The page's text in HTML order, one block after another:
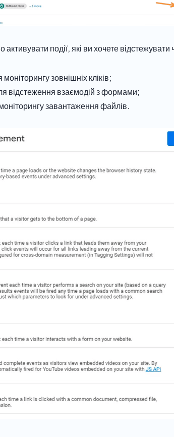
події, які ви хочете
зовнішніх кліків;
взаємодій з формами;
завантаження файлів.